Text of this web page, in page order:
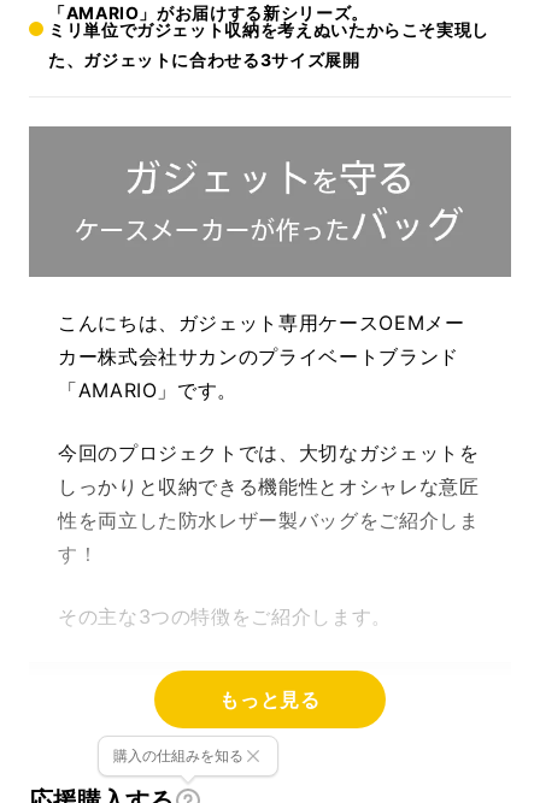
「AMARIO」がお届けする新シリーズ。
ミリ単位でガジェット収納を考えぬいたからこそ実現し
た、ガジェットに合わせる3サイズ展開
こんにちは、ガジェット専用ケースOEMメー
カー株式会社サカンのプライベートブランド
「AMARIO」です。
今回のプロジェクトでは、大切なガジェットを
しっかりと収納できる機能性とオシャレな意匠
性を両立した防水レザー製バッグをご紹介しま
す！
その主な3つの特徴をご紹介します。
もっと見る
購入の仕組みを知る